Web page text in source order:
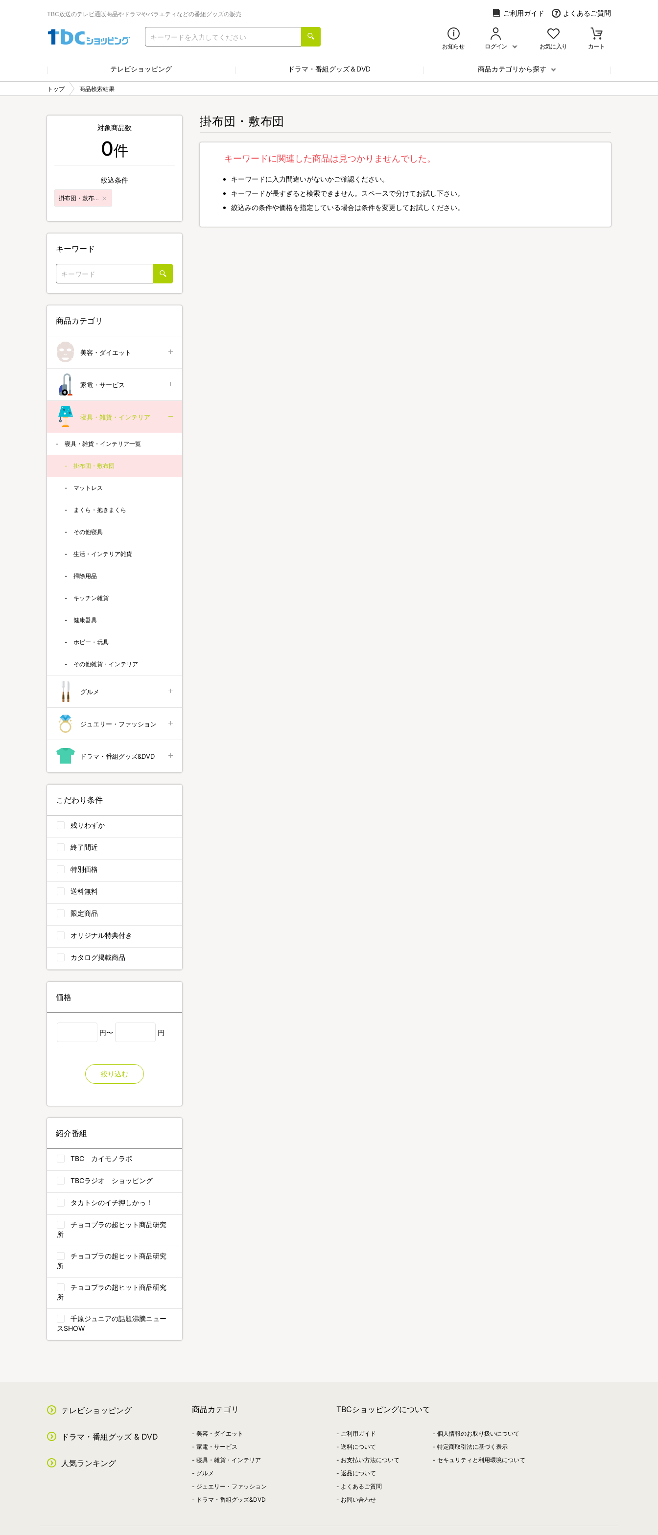
TBC放送のテレビ通販商品やドラマやバラエティなどの番組グッズの販売 ご利用ガイド よくあるご質問
お知らせ ログイン お気に入り カート
テレビショッピング ドラマ・番組グッズ＆DVD 商品カテゴリから探す
トップ 商品検索結果
掛布団・敷布団
キーワードに関連した商品は見つかりませんでした。
キーワードに入力間違いがないかご確認ください。
キーワードが長すぎると検索できません。スペースで分けてお試し下さい。
絞込みの条件や価格を指定している場合は条件を変更してお試しください。
対象商品数
0件
絞込条件
掛布団・敷布団
キーワード
商品カテゴリ
美容・ダイエット
家電・サービス
寝具・雑貨・インテリア
寝具・雑貨・インテリア一覧
掛布団・敷布団
マットレス
まくら・抱きまくら
その他寝具
生活・インテリア雑貨
掃除用品
キッチン雑貨
健康器具
ホビー・玩具
その他雑貨・インテリア
グルメ
ジュエリー・ファッション
ドラマ・番組グッズ&DVD
こだわり条件
残りわずか
終了間近
特別価格
送料無料
限定商品
オリジナル特典付き
カタログ掲載商品
価格
円〜 円
絞り込む
紹介番組
TBC カイモノラボ
TBCラジオ ショッピング
タカトシのイチ押しかっ！
チョコプラの超ヒット商品研究
所
チョコプラの超ヒット商品研究
所
チョコプラの超ヒット商品研究
所
千原ジュニアの話題沸騰ニュー
スSHOW
テレビショッピング
ドラマ・番組グッズ & DVD
人気ランキング
商品カテゴリ
美容・ダイエット
家電・サービス
寝具・雑貨・インテリア
グルメ
ジュエリー・ファッション
ドラマ・番組グッズ&DVD
TBCショッピングについて
ご利用ガイド
送料について
お支払い方法について
返品について
よくあるご質問
お問い合わせ
個人情報のお取り扱いについて
特定商取引法に基づく表示
セキュリティと利用環境について